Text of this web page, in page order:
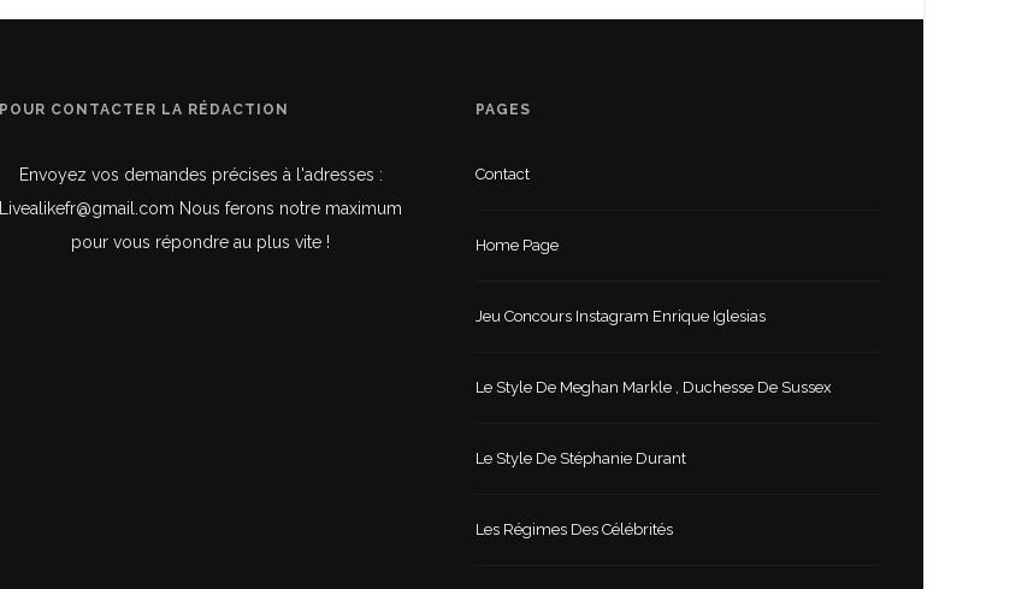
POUR CONTACTER LA RÉDACTION
Envoyez vos demandes précises à l'adresses :
Livealikefr@gmail.com Nous ferons notre maximum
pour vous répondre au plus vite !
PAGES
Contact
Home Page
Jeu Concours Instagram Enrique Iglesias
Le Style De Meghan Markle , Duchesse De Sussex
Le Style De Stéphanie Durant
Les Régimes Des Célébrités